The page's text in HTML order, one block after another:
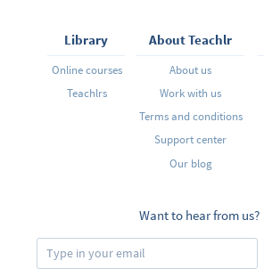
Library
Online courses
Teachlrs
About Teachlr
About us
Work with us
Terms and conditions
Support center
Our blog
Want to hear from us?